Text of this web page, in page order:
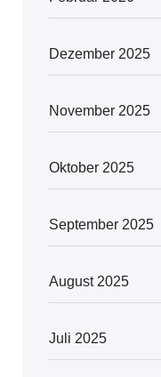
Dezember 2025
November 2025
Oktober 2025
September 2025
August 2025
Juli 2025